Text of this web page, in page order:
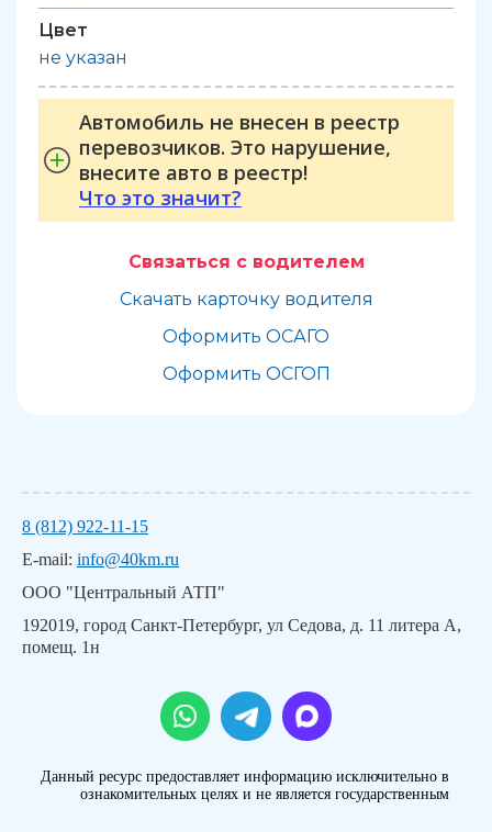
Цвет
не указан
Автомобиль не внесен в реестр
перевозчиков. Это нарушение,
внесите авто в реестр!
Что это значит?
Связаться с водителем
Скачать карточку водителя
Оформить ОСАГО
Оформить ОСГОП
8 (812) 922-11-15
E-mail: info@40km.ru
ООО "Центральный АТП"
192019, город Санкт-Петербург, ул Седова, д. 11 литера А,
помещ. 1н
Данный ресурс предоставляет информацию исключительно в
ознакомительных целях и не является государственным